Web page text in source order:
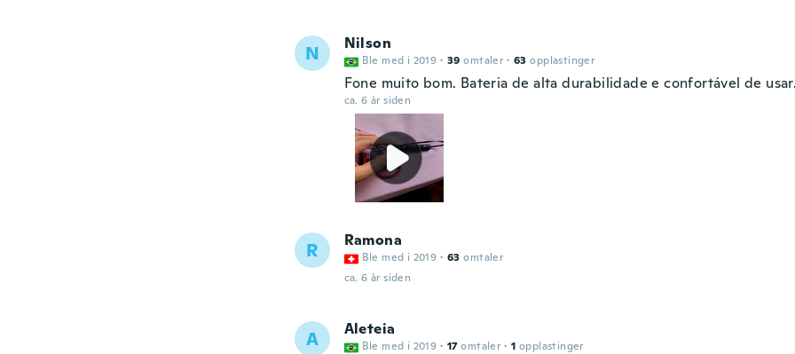
N Nilson
Ble med i 2019 · 39 omtaler · 63 opplastinger
Fone muito bom. Bateria de alta durabilidade e confortável de
ca. 6 år siden
R Ramona
Ble med i 2019 · 63 omtaler
ca. 6 år siden
A Aleteia
Ble med i 2019 · 17 omtaler · 1 opplastinger